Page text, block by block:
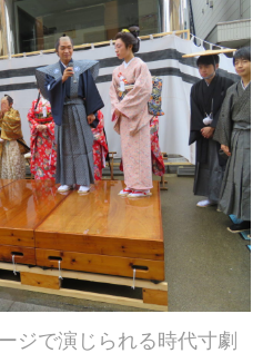
ジで演じられる時代寸劇